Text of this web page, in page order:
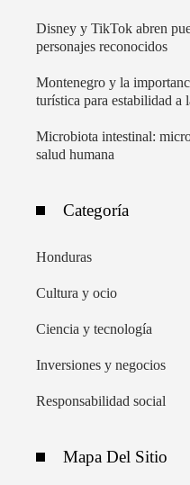
Disney y TikTok abren
personajes reconocidos
Montenegro y la
turística para estabilidad a
Microbiota intestinal:
salud humana
Categoría
Honduras
Cultura y ocio
Ciencia y tecnología
Inversiones y negocios
Responsabilidad social
Mapa Del Sitio